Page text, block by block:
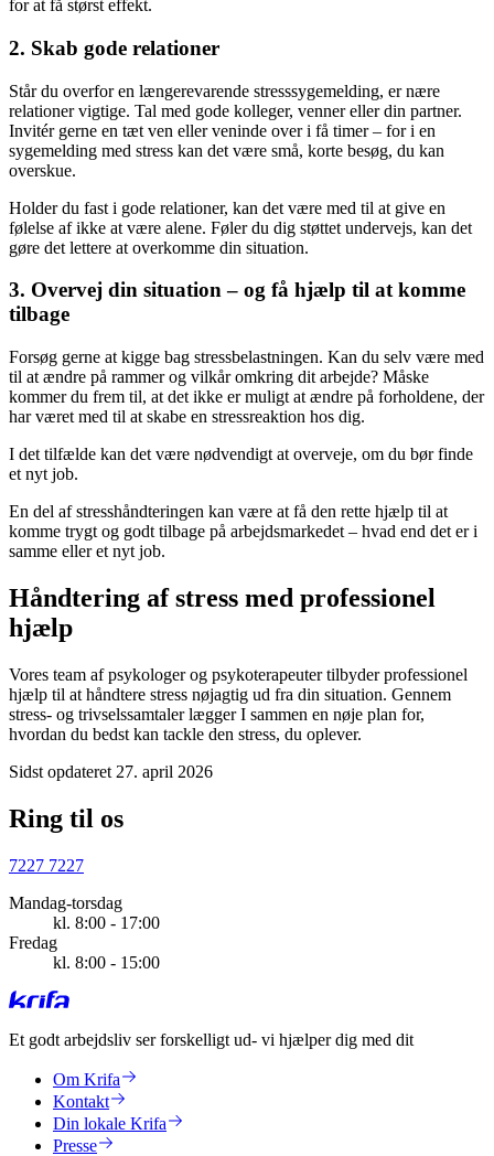
for at få størst effekt.
2. Skab gode relationer
Står du overfor en længerevarende stresssygemelding, er nære
relationer vigtige. Tal med gode kolleger, venner eller din partner.
Invitér gerne en tæt ven eller veninde over i få timer – for i en
sygemelding med stress kan det være små, korte besøg, du kan
overskue.
Holder du fast i gode relationer, kan det være med til at give en
følelse af ikke at være alene. Føler du dig støttet undervejs, kan det
gøre det lettere at overkomme din situation.
3. Overvej din situation – og få hjælp til at komme
tilbage
Forsøg gerne at kigge bag stressbelastningen. Kan du selv være med
til at ændre på rammer og vilkår omkring dit arbejde? Måske
kommer du frem til, at det ikke er muligt at ændre på forholdene, der
har været med til at skabe en stressreaktion hos dig.
I det tilfælde kan det være nødvendigt at overveje, om du bør finde
et nyt job.
En del af stresshåndteringen kan være at få den rette hjælp til at
komme trygt og godt tilbage på arbejdsmarkedet – hvad end det er i
samme eller et nyt job.
Håndtering af stress med professionel
hjælp
Vores team af psykologer og psykoterapeuter tilbyder professionel
hjælp til at håndtere stress nøjagtig ud fra din situation. Gennem
stress- og trivselssamtaler lægger I sammen en nøje plan for,
hvordan du bedst kan tackle den stress, du oplever.
Sidst opdateret 27. april 2026
Ring til os
7227 7227
Mandag-torsdag
kl. 8:00 - 17:00
Fredag
kl. 8:00 - 15:00
Et godt arbejdsliv ser forskelligt ud- vi hjælper dig med dit
Om Krifa
Kontakt
Din lokale Krifa
Presse